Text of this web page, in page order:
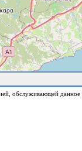
обслуживающей